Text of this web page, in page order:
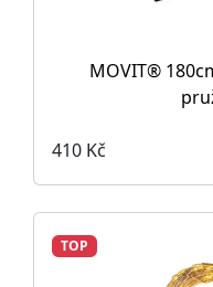
MOVIT®
410 Kč
TOP